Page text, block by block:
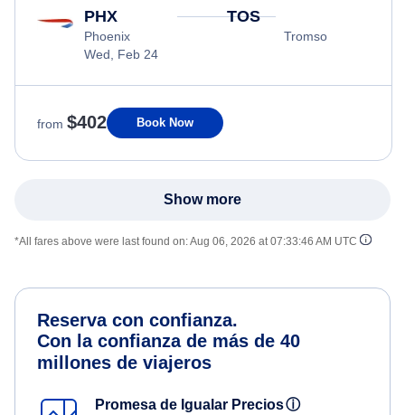
PHX
Phoenix
Wed, Feb 24
TOS
Tromso
from $402 Book Now
Show more
*All fares above were last found on:Aug 06, 2026 at 07:33:46 AM UTC
Reserva con confianza.
Con la confianza de más de 40
millones de viajeros
Promesa de Igualar Preciosⓘ